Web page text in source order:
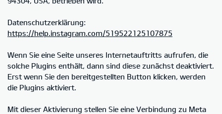
Datenschutzerklärung:
https://help.instagram.com/519522125107875
Wenn Sie eine Seite unseres Internetauftritts aufrufen, die
solche Plugins enthält, dann sind diese zunächst deaktiviert.
Erst wenn Sie den bereitgestellten Button klicken, werden
die Plugins aktiviert.
Mit dieser Aktivierung stellen Sie eine Verbindung zu Meta